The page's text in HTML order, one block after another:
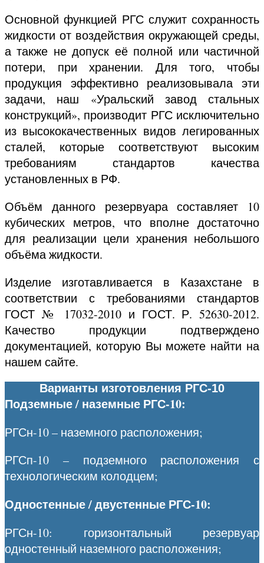
Основной функцией РГС служит сохранность
жидкости от воздействия окружающей среды,
а также не допуск её полной или частичной
потери, при хранении. Для того, чтобы
продукция эффективно реализовывала эти
задачи, наш «Уральский завод стальных
конструкций», производит РГС исключительно
из высококачественных видов легированных
сталей, которые соответствуют высоким
требованиям стандартов качества
установленных в РФ.
Объём данного резервуара составляет 10
кубических метров, что вполне достаточно
для реализации цели хранения небольшого
объёма жидкости.
Изделие изготавливается в Казахстане в
соответствии с требованиями стандартов
ГОСТ № 17032-2010 и ГОСТ. Р. 52630-2012.
Качество продукции подтверждено
документацией, которую Вы можете найти на
нашем сайте.
Варианты изготовления РГС-10
Подземные / наземные РГС-10:
РГСн-10 – наземного расположения;
РГСп-10 – подземного расположения с
технологическим колодцем;
Одностенные / двустенные РГС-10:
РГСн-10: горизонтальный резервуар
одностенный наземного расположения;